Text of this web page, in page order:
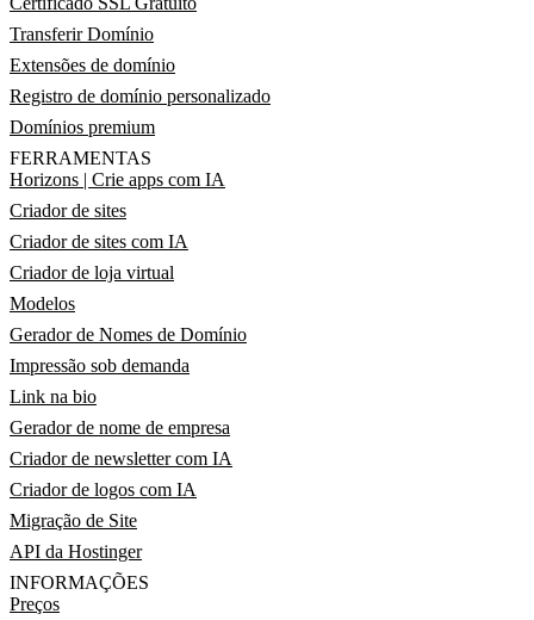
Transferir Domínio
Extensões de domínio
Registro de domínio personalizado
Domínios premium
FERRAMENTAS
Horizons | Crie apps com IA
Criador de sites
Criador de sites com IA
Criador de loja virtual
Modelos
Gerador de Nomes de Domínio
Impressão sob demanda
Link na bio
Gerador de nome de empresa
Criador de newsletter com IA
Criador de logos com IA
Migração de Site
API da Hostinger
INFORMAÇÕES
Preços